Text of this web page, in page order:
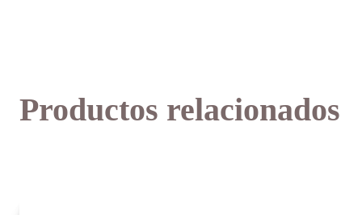
Productos relacionados